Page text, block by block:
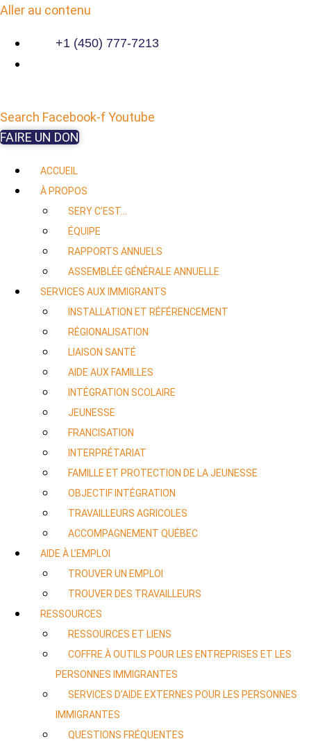
Aller au contenu
+1 (450) 777-7213
Search Facebook-fYoutube
FAIRE UN DON
ACCUEIL
À PROPOS
SERY C’EST…
ÉQUIPE
RAPPORTS ANNUELS
ASSEMBLÉE GÉNÉRALE ANNUELLE
SERVICES AUX IMMIGRANTS
INSTALLATION ET RÉFÉRENCEMENT
RÉGIONALISATION
LIAISON SANTÉ
AIDE AUX FAMILLES
INTÉGRATION SCOLAIRE
JEUNESSE
FRANCISATION
INTERPRÉTARIAT
FAMILLE ET PROTECTION DE LA JEUNESSE
OBJECTIF INTÉGRATION
TRAVAILLEURS AGRICOLES
ACCOMPAGNEMENT QUÉBEC
AIDE À L’EMPLOI
TROUVER UN EMPLOI
TROUVER DES TRAVAILLEURS
RESSOURCES
RESSOURCES ET LIENS
COFFRE À OUTILS POUR LES ENTREPRISES ET LES
PERSONNES IMMIGRANTES
SERVICES D’AIDE EXTERNES POUR LES PERSONNES
IMMIGRANTES
QUESTIONS FRÉQUENTES